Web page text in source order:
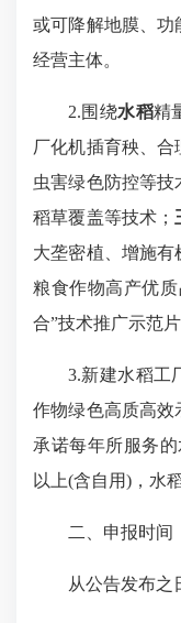
或可降解地膜、功
经营主体。
2.围绕水稻精
厂化机插育秧、
虫害绿色防控等技
稻草覆盖等技术；
大垄密植、增施有
粮食作物高产优
合”技术推广示范片
3.新建水稻工
作物绿色高质高效
承诺每年所服务
以上(含自用)，水
二、申报时间
从公告发布之